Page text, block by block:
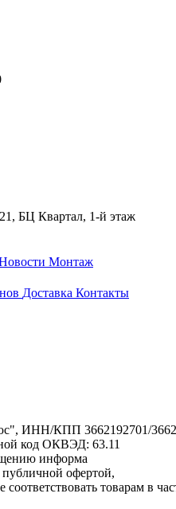
БЦ Квартал, 1-й этаж
Монтаж
Доставка Контакты
ИНН/КПП 3662192701/
код ОКВЭД: 63.11
информа
публичной офертой,
товарам в